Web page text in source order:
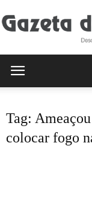
Tag:
colocar fogo